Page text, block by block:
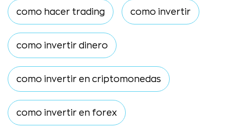
como hacer trading como invertir
como invertir dinero
como invertir en criptomonedas
como invertir en forex